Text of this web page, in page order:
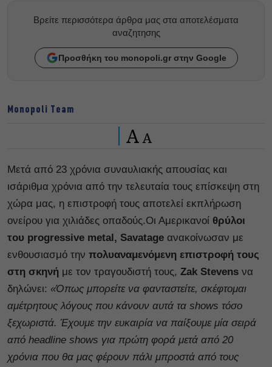
Βρείτε περισσότερα άρθρα μας στα αποτελέσματα
αναζητησης
Προσθήκη του monopoli.gr στην Google
Monopoli Team
A A
Μετά από 23 χρόνια συναυλιακής απουσίας και
ισάριθμα χρόνια από την τελευταία τους επίσκεψη στη
χώρα μας, η επιστροφή τους αποτελεί εκπλήρωση
ονείρου για χιλιάδες οπαδούς.Οι Αμερικανοί θρύλοι
του progressive metal, Savatage ανακοίνωσαν με
ενθουσιασμό την πολυαναμενόμενη επιστροφή τους
στη σκηνή με τον τραγουδιστή τους, Zak Stevens να
δηλώνει: «Όπως μπορείτε να φανταστείτε, σκέφτομαι
αμέτρητους λόγους που κάνουν αυτά τα shows τόσο
ξεχωριστά. Έχουμε την ευκαιρία να παίξουμε μία σειρά
από headline shows για πρώτη φορά μετά από 20
χρόνια που θα μας φέρουν πάλι μπροστά από τους